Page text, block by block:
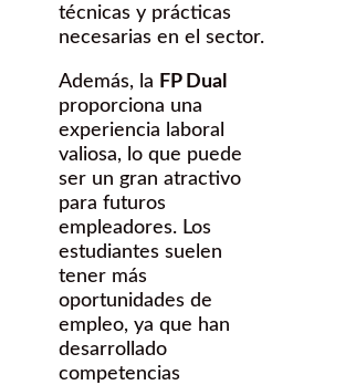
técnicas y prácticas
necesarias en el sector.
Además, la FP Dual
proporciona una
experiencia laboral
valiosa, lo que puede
ser un gran atractivo
para futuros
empleadores. Los
estudiantes suelen
tener más
oportunidades de
empleo, ya que han
desarrollado
competencias